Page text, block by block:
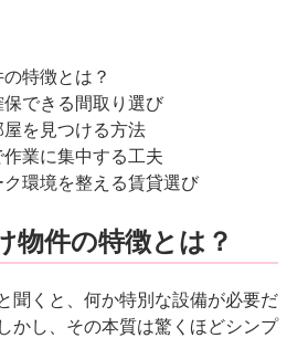
特徴とは？
できる間取り選び
を見つける方法
業に集中する工夫
環境を整える賃貸選び
物件の特徴とは？
聞くと、何か特別な設備が必要だ
かし、その本質は驚くほどシンプ